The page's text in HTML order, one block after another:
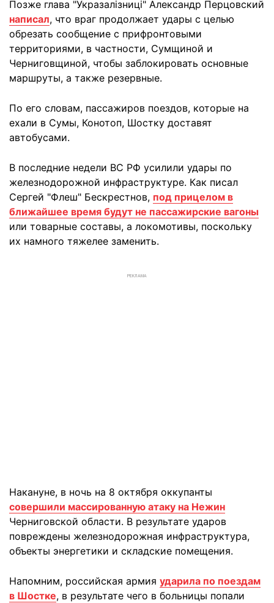
Позже глава "Укразалізниці" Александр Перцовский
написал, что враг продолжает удары с целью
обрезать сообщение с прифронтовыми
территориями, в частности, Сумщиной и
Черниговщиной, чтобы заблокировать основные
маршруты, а также резервные.
По его словам, пассажиров поездов, которые на
ехали в Сумы, Конотоп, Шостку доставят
автобусами.
В последние недели ВС РФ усилили удары по
железнодорожной инфраструктуре. Как писал
Сергей "Флеш" Бескрестнов, под прицелом в
ближайшее время будут не пассажирские вагоны
или товарные составы, а локомотивы, поскольку
их намного тяжелее заменить.
РЕКЛАМА
Накануне, в ночь на 8 октября оккупанты
совершили массированную атаку на Нежин
Черниговской области. В результате ударов
повреждены железнодорожная инфраструктура,
объекты энергетики и складские помещения.
Напомним, российская армия ударила по поездам
в Шостке, в результате чего в больницы попали